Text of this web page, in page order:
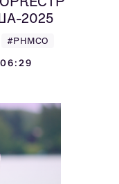
2025
#РНМСО
06:29